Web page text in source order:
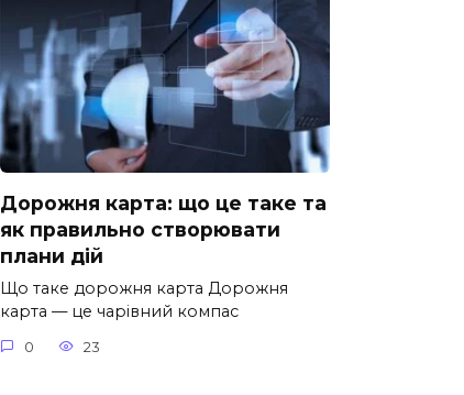
Дорожня карта: що це таке та
як правильно створювати
плани дій
Що таке дорожня карта Дорожня
карта — це чарівний компас
0 23